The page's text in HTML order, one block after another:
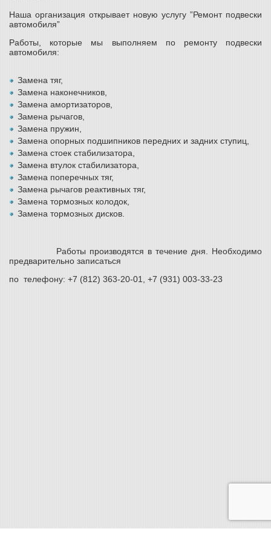
Наша организация открывает новую услугу ”Ремонт подвески
автомобиля”
Работы, которые мы выполняем по ремонту подвески
автомобиля:
Замена тяг,
Замена наконечников,
Замена амортизаторов,
Замена рычагов,
Замена пружин,
Замена опорных подшипников передних и задних ступиц,
Замена стоек стабилизатора,
Замена втулок стабилизатора,
Замена поперечных тяг,
Замена рычагов реактивных тяг,
Замена тормозных колодок,
Замена тормозных дисков.
Работы производятся в течение дня. Необходимо
предварительно записаться
по телефону: +7 (812) 363-20-01, +7 (931) 003-33-23